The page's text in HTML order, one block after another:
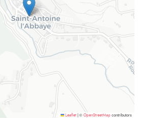
Leaflet © OpenStreetMap contributors